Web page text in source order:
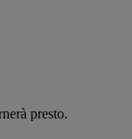
presto.